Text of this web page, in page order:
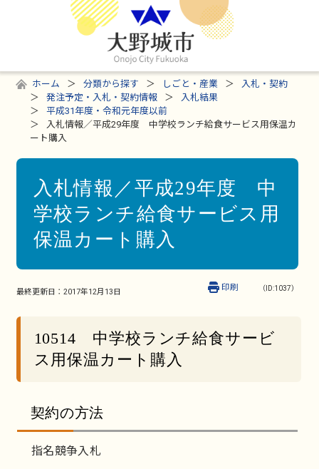
ホーム 分類から探す しごと・産業
入札・契約
発注予定・入札・契約情報
入札結果
平成31年度・令和元年度以前
入札情報／平成29年度 中学校ランチ給食サービス用保温カ
ート購入
入札情報／平成29年度 中
学校ランチ給食サービス用
保温カート購入
最終更新日： 2017年12月13日 （ID:1037）
印刷
10514 中学校ランチ給食サービ
ス用保温カート購入
契約の方法
指名競争入札